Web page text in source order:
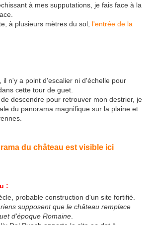
à mes supputations, je fais face à la
à plusieurs mètres du sol, l'entrée de la
il n'y a point d'escalier ni d'échelle pour
cette tour de guet.
de descendre pour retrouver mon destrier, je
du panorama magnifique sur la plaine et
du château est visible ici
:
probable construction d'un site fortifié.
supposent que le château remplace
d'époque Romaine